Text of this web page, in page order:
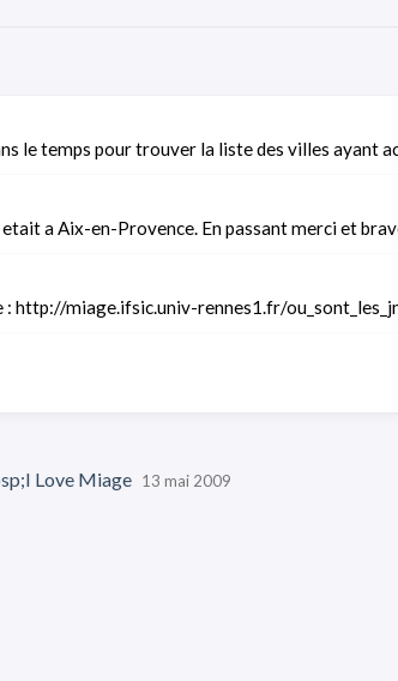
le temps pour trouver la liste des villes ayant
a Aix-en-Provence. En passant merci et
: http://miage.ifsic.univ-rennes1.fr/
Love Miage 13 mai 2009